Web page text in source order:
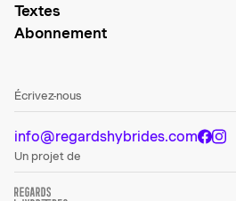
Textes
Abonnement
Écrivez-nous
info@regardshybrides.com
Un projet de